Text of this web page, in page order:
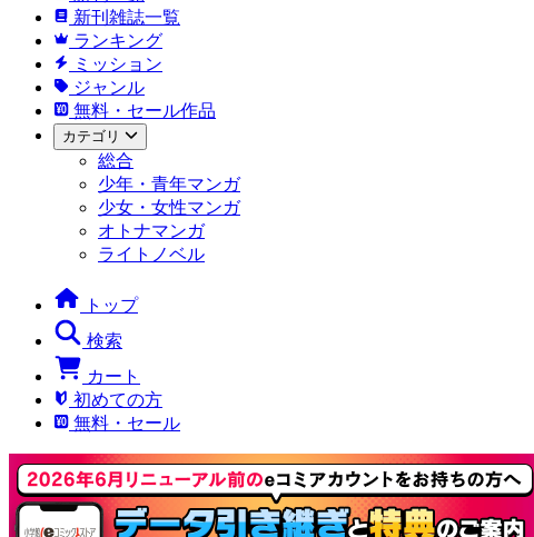
新刊雑誌一覧
ランキング
ミッション
ジャンル
無料・セール作品
カテゴリ
総合
少年・青年マンガ
少女・女性マンガ
オトナマンガ
ライトノベル
トップ
検索
カート
初めての方
無料・セール